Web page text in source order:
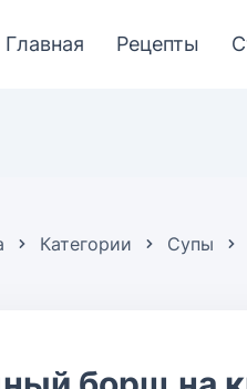
Главная Рецепты
Категории Супы